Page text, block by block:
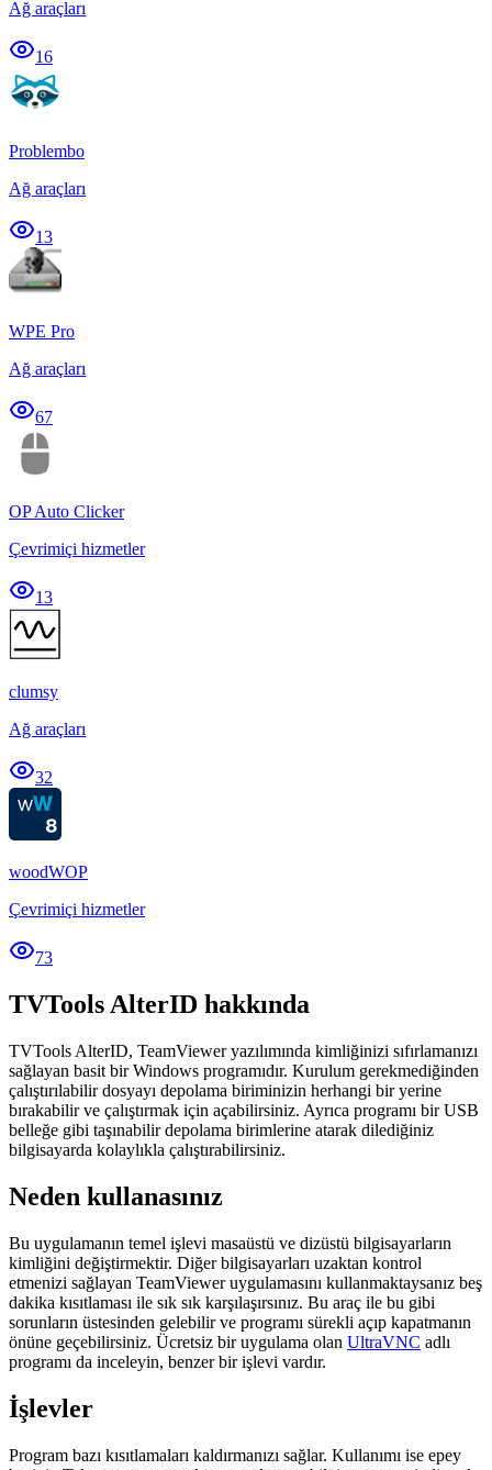
Ağ araçları
16
Problembo
Ağ araçları
13
WPE Pro
Ağ araçları
67
OP Auto Clicker
Çevrimiçi hizmetler
13
clumsy
Ağ araçları
32
woodWOP
Çevrimiçi hizmetler
73
TVTools AlterID hakkında
TVTools AlterID, TeamViewer yazılımında kimliğinizi sıfırlamanızı
sağlayan basit bir Windows programıdır. Kurulum gerekmediğinden
çalıştırılabilir dosyayı depolama biriminizin herhangi bir yerine
bırakabilir ve çalıştırmak için açabilirsiniz. Ayrıca programı bir USB
belleğe gibi taşınabilir depolama birimlerine atarak dilediğiniz
bilgisayarda kolaylıkla çalıştırabilirsiniz.
Neden kullanasınız
Bu uygulamanın temel işlevi masaüstü ve dizüstü bilgisayarların
kimliğini değiştirmektir. Diğer bilgisayarları uzaktan kontrol
etmenizi sağlayan TeamViewer uygulamasını kullanmaktaysanız beş
dakika kısıtlaması ile sık sık karşılaşırsınız. Bu araç ile bu gibi
sorunların üstesinden gelebilir ve programı sürekli açıp kapatmanın
önüne geçebilirsiniz. Ücretsiz bir uygulama olan UltraVNC adlı
programı da inceleyin, benzer bir işlevi vardır.
İşlevler
Program bazı kısıtlamaları kaldırmanızı sağlar. Kullanımı ise epey